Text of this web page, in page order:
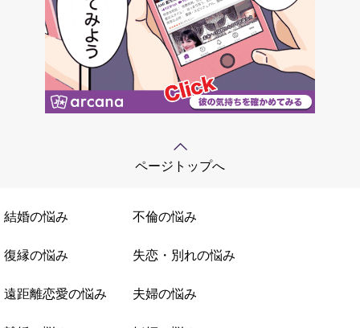
ページトップへ
結婚の悩み 不倫の悩み
復縁の悩み 失恋・別れの悩み
遠距離恋愛の悩み 夫婦の悩み